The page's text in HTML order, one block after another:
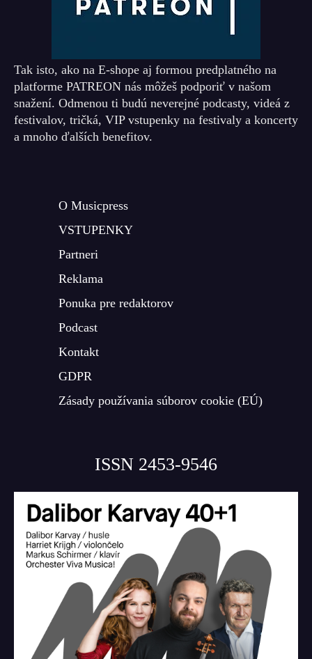
Tak isto, ako na E-shope aj formou predplatného na
platforme PATREON nás môžeš podporiť v našom
snažení. Odmenou ti budú neverejné podcasty, videá z
festivalov, tričká, VIP vstupenky na festivaly a koncerty
a mnoho ďalších benefitov.
O Musicpress
VSTUPENKY
Partneri
Reklama
Ponuka pre redaktorov
Podcast
Kontakt
GDPR
Zásady používania súborov cookie (EÚ)
ISSN 2453-9546